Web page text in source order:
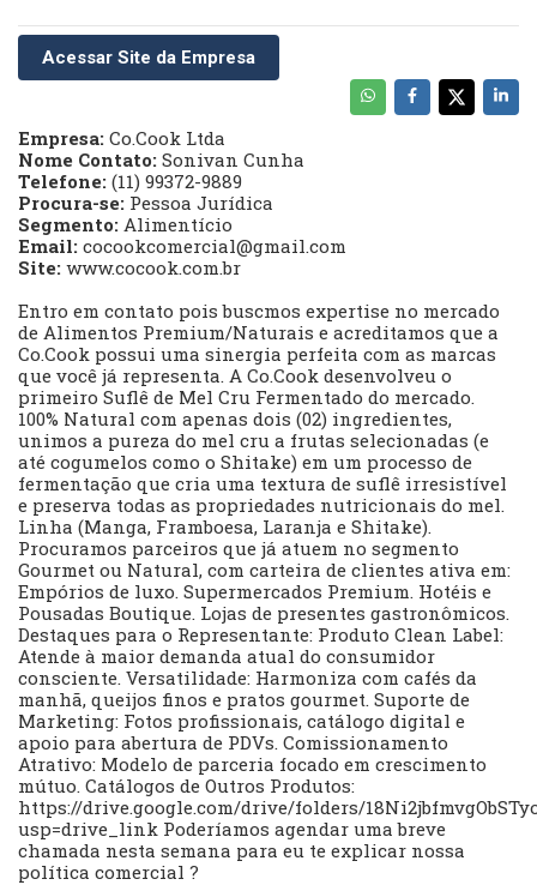
Acessar Site da Empresa
Empresa: Co.Cook Ltda
Nome Contato: Sonivan Cunha
Telefone: (11) 99372-9889
Procura-se: Pessoa Jurídica
Segmento: Alimentício
Email: cocookcomercial@gmail.com
Site: www.cocook.com.br
Entro em contato pois buscmos expertise no mercado
de Alimentos Premium/Naturais e acreditamos que a
Co.Cook possui uma sinergia perfeita com as marcas
que você já representa. A Co.Cook desenvolveu o
primeiro Suflê de Mel Cru Fermentado do mercado.
100% Natural com apenas dois (02) ingredientes,
unimos a pureza do mel cru a frutas selecionadas (e
até cogumelos como o Shitake) em um processo de
fermentação que cria uma textura de suflê irresistível
e preserva todas as propriedades nutricionais do mel.
Linha (Manga, Framboesa, Laranja e Shitake).
Procuramos parceiros que já atuem no segmento
Gourmet ou Natural, com carteira de clientes ativa em:
Empórios de luxo. Supermercados Premium. Hotéis e
Pousadas Boutique. Lojas de presentes gastronômicos.
Destaques para o Representante: Produto Clean Label:
Atende à maior demanda atual do consumidor
consciente. Versatilidade: Harmoniza com cafés da
manhã, queijos finos e pratos gourmet. Suporte de
Marketing: Fotos profissionais, catálogo digital e
apoio para abertura de PDVs. Comissionamento
Atrativo: Modelo de parceria focado em crescimento
mútuo. Catálogos de Outros Produtos:
https://drive.google.com/drive/folders/
usp=drive_link Poderíamos agendar uma breve
chamada nesta semana para eu te explicar nossa
política comercial ?